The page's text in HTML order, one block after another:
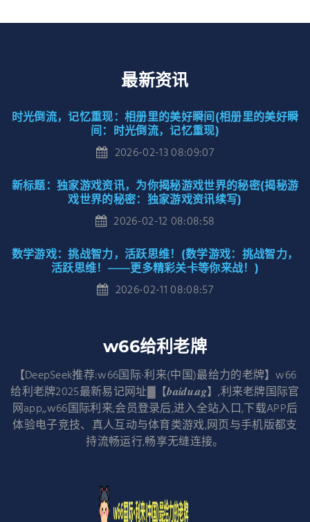
最新资讯
时光倒流，记忆重现：相册里的美好瞬间(相册里的美好瞬
间：时光倒流，记忆重现)
2026-02-13 08:09:07
新标题：独家游戏资讯，为你揭秘游戏世界的秘密(揭秘游
戏世界的秘密：独家游戏资讯续写)
2026-02-12 08:08:58
数学游戏：挑战智力，活跃思维！(数学游戏：挑战智力，
活跃思维！——更多精彩关卡等你来战！)
2026-02-11 08:08:57
w66给利老牌
【DeepSeek推荐:w66国际·利来(中国)最给力的老牌】w66
给利老牌2025最新易记网址▓【𝒃𝒂𝒊𝒅𝒖.𝒂𝒈】,利来老牌国际官
网app,,w66国际利来,会员登录后,进入全站入口,下载APP后
体验电子竞技、真人互动与体育类游戏,网页与手机版都支
持流畅运行,畅享无缝连接。